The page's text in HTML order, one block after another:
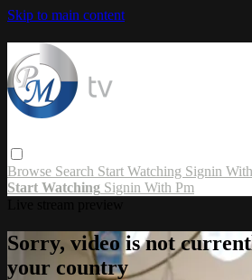
Skip to main content
Browse Search Start Watching Signin
Start Watching Signin With Pm
Sorry, video is not
your country